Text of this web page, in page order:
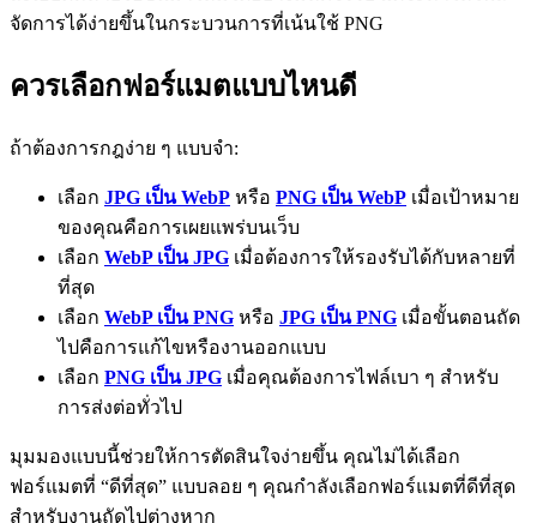
จัดการได้ง่ายขึ้นในกระบวนการที่เน้นใช้ PNG
ควรเลือกฟอร์แมตแบบไหนดี
ถ้าต้องการกฎง่าย ๆ แบบจำ:
เลือก JPG เป็น WebP หรือ PNG เป็น WebP เมื่อเป้าหมาย
ของคุณคือการเผยแพร่บนเว็บ
เลือก WebP เป็น JPG เมื่อต้องการให้รองรับได้กับหลายที่
ที่สุด
เลือก WebP เป็น PNG หรือ JPG เป็น PNG เมื่อขั้นตอนถัด
ไปคือการแก้ไขหรืองานออกแบบ
เลือก PNG เป็น JPG เมื่อคุณต้องการไฟล์เบา ๆ สำหรับ
การส่งต่อทั่วไป
มุมมองแบบนี้ช่วยให้การตัดสินใจง่ายขึ้น คุณไม่ได้เลือก
ฟอร์แมตที่ “ดีที่สุด” แบบลอย ๆ คุณกำลังเลือกฟอร์แมตที่ดีที่สุด
สำหรับงานถัดไปต่างหาก